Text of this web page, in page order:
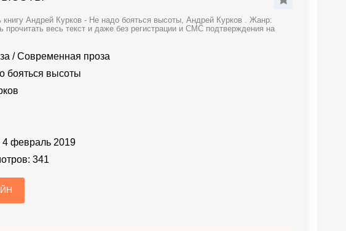
Андрей Курков - Не надо бояться высоты, Андрей Курков . Жанр:
весь текст и даже без регистрации и СМС подтверждения на
/Современная проза
бояться высоты
4 февраль 2019
341